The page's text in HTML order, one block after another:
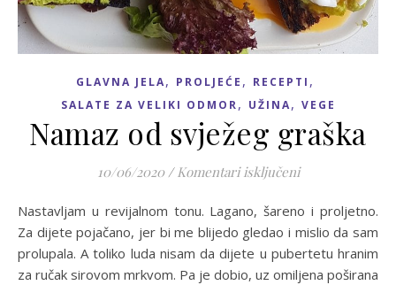
GLAVNA JELA, PROLJEĆE , RECEPTI ,
SALATE ZA VELIKI ODMOR, UŽINA, VEGE
Namaz od svježeg graška
10/06/2020 / Komentari isključeniza Namaz od
Nastavljam u revijalnom tonu. Lagano, šareno i proljetno.
Za dijete pojačano, jer bi me blijedo gledao i mislio da sam
prolupala. A toliko luda nisam da dijete u pubertetu hranim
za ručak sirovom mrkvom. Pa je dobio, uz omiljena poširana